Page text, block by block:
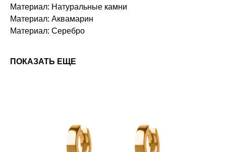
Материал: Натуральные камни
Материал: Аквамарин
Материал: Серебро
ПОКАЗАТЬ ЕЩЕ